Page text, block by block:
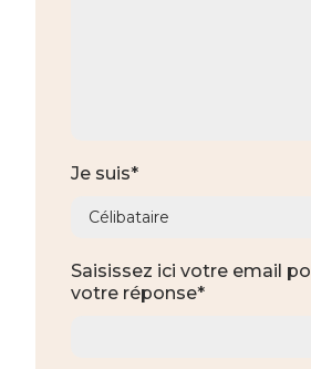
Je suis*
Saisissez ici votre email
votre réponse*